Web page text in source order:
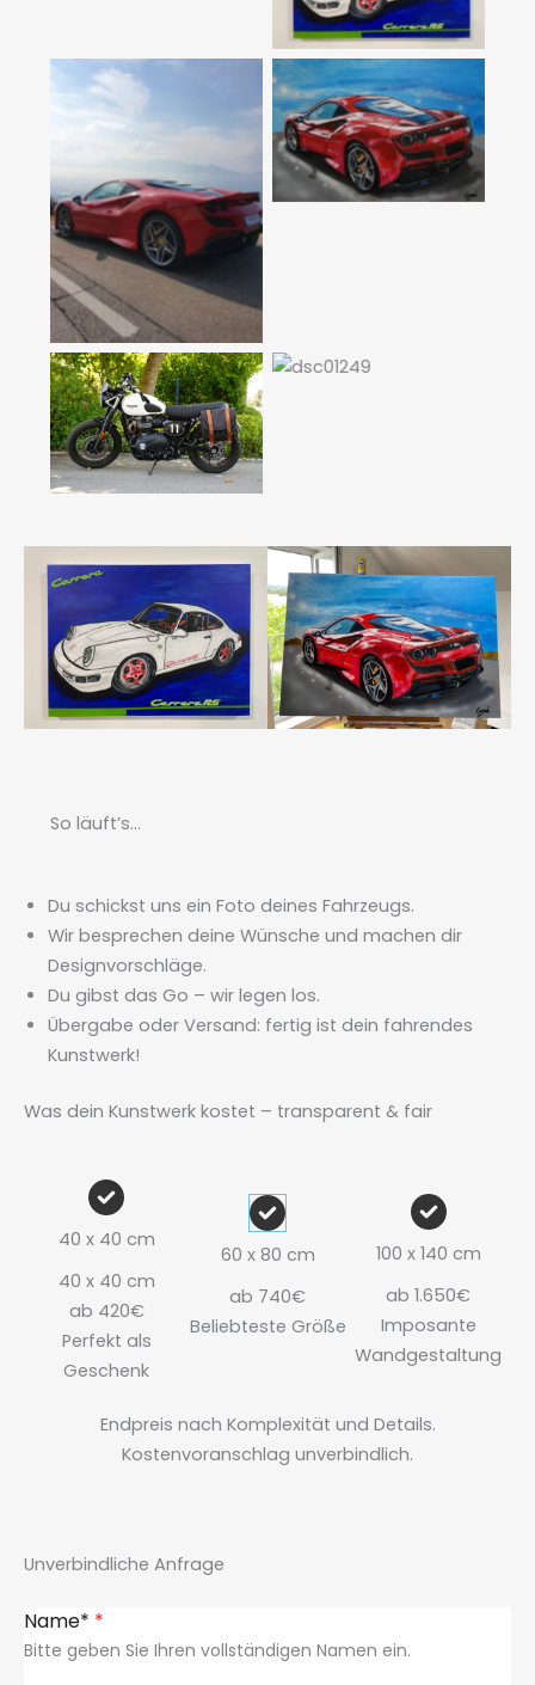
Ferrari
Ferrari als kunst
Triump
No Caption
So läuft’s…
Du schickst uns ein Foto deines Fahrzeugs.
Wir besprechen deine Wünsche und machen dir
Designvorschläge.
Du gibst das Go – wir legen los.
Übergabe oder Versand: fertig ist dein fahrendes
Kunstwerk!
Was dein Kunstwerk kostet – transparent & fair
40 x 40 cm
40 x 40 cm
ab 420€
Perfekt als
Geschenk
60 x 80 cm
ab 740€
Beliebteste Größe
100 x 140 cm
ab 1.650€
Imposante
Wandgestaltung
Endpreis nach Komplexität und Details.
Kostenvoranschlag unverbindlich.
Unverbindliche Anfrage
Name* *
Bitte geben Sie Ihren vollständigen Namen ein.